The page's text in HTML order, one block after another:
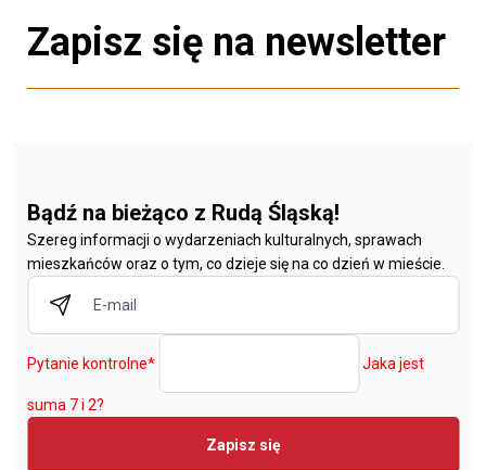
Zapisz się na newsletter
Bądź na bieżąco z Rudą Śląską!
Szereg informacji o wydarzeniach kulturalnych, sprawach
mieszkańców oraz o tym, co dzieje się na co dzień w mieście.
Pytanie kontrolne* Jaka jest
suma 7 i 2?
Zapisz się